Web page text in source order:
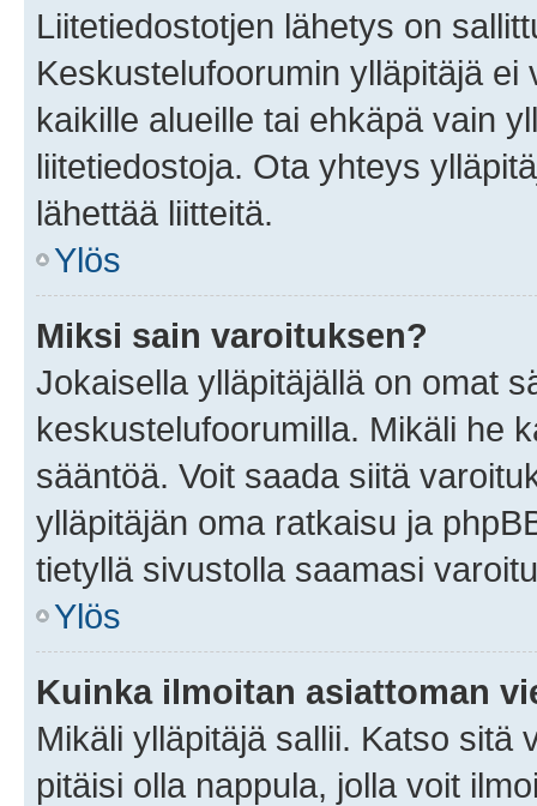
Liitetiedostotjen lähetys on
Keskustelufoorumin ylläpitäjä
kaikille alueille tai ehkäpä vain
liitetiedostoja. Ota yhteys
lähettää liitteitä.
Ylös
Miksi sain varoituksen?
Jokaisella ylläpitäjällä on omat
keskustelufoorumilla. Mikäli he
sääntöä. Voit saada siitä
ylläpitäjän oma ratkaisu ja
tietyllä sivustolla saamasi
Ylös
Kuinka ilmoitan asiattoman
Mikäli ylläpitäjä sallii. Katso sitä
pitäisi olla nappula, jolla voit